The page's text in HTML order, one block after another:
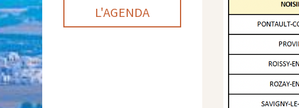
L'AGENDA